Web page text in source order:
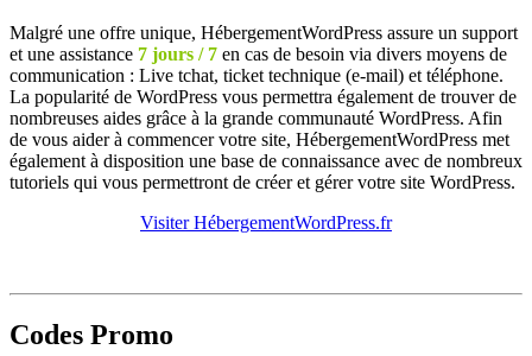
Malgré une offre unique, HébergementWordPress assure un support
et une assistance 7 jours / 7 en cas de besoin via divers moyens de
communication : Live tchat, ticket technique (e-mail) et téléphone.
La popularité de WordPress vous permettra également de trouver de
nombreuses aides grâce à la grande communauté WordPress. Afin
de vous aider à commencer votre site, HébergementWordPress met
également à disposition une base de connaissance avec de nombreux
tutoriels qui vous permettront de créer et gérer votre site WordPress.
Visiter HébergementWordPress.fr
Codes Promo